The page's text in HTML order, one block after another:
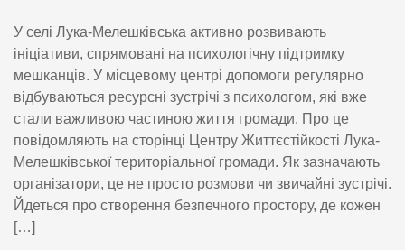
У селі Лука-Мелешківська активно розвивають
ініціативи, спрямовані на психологічну підтримку
мешканців. У місцевому центрі допомоги регулярно
відбуваються ресурсні зустрічі з психологом, які вже
стали важливою частиною життя громади. Про це
повідомляють на сторінці Центру Життєстійкості Лука-
Мелешківської територіальної громади. Як зазначають
організатори, це не просто розмови чи звичайні зустрічі.
Йдеться про створення безпечного простору, де кожен
[…]